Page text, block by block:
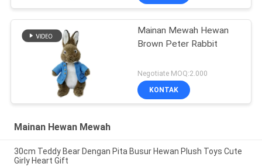
Mainan Mewah Hewan
Brown Peter Rabbit
Negotiate MOQ:2.000
KONTAK
Mainan Hewan Mewah
30cm Teddy Bear Dengan Pita Busur Hewan Plush Toys Cute
Girly Heart Gift